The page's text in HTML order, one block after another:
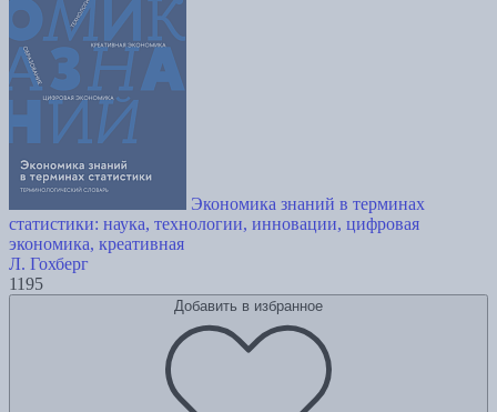
Экономика знаний в терминах
статистики: наука, технологии, инновации, цифровая
экономика, креативная
Л. Гохберг
1195
Добавить в избранное